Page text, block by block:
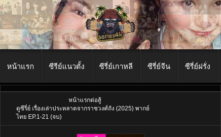
หน้าแรก ซีรีย์แนวตั้ง ซีรี่ย์เกาหลี ซีรี่ย์จีน ซีรี่ย์ฝรั่ง
หน้าแรกต่อสู้
ดูซีรี่ย์ เรื่องเล่าประหลาดจากราชวงศ์ถัง (2025) พากย์
ไทย EP.1-21 (จบ)